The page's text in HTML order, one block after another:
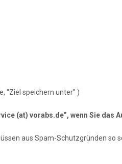
“Ziel speichern unter” )
(at) vorabs.de”, wenn Sie das
aus Spam-Schutzgründen so